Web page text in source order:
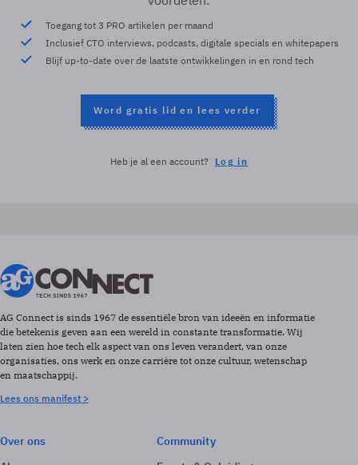
Toegang tot 3 PRO artikelen per maand
Inclusief CTO interviews, podcasts, digitale specials en whitepapers
Blijf up-to-date over de laatste ontwikkelingen in en rond tech
Word gratis lid en lees verder
Heb je al een account? Log in
AG Connect is sinds 1967 de essentiële bron van ideeën en informatie
die betekenis geven aan een wereld in constante transformatie. Wij
laten zien hoe tech elk aspect van ons leven verandert, van onze
organisaties, ons werk en onze carrière tot onze cultuur, wetenschap
en maatschappij.
Lees ons manifest >
Over ons
Community